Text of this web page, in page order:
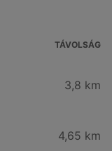
TÁVOLSÁG
3,8 km
4,65 km